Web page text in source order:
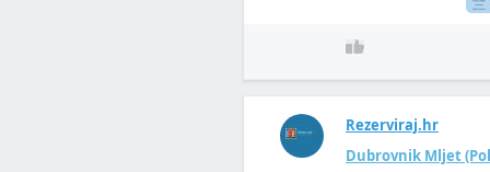
Rezerviraj.hr
Dubrovnik Mljet